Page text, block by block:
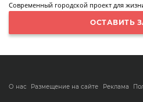
Современный городской проект для
ОСТАВИТЬ
О нас Размещение на сайте Реклама